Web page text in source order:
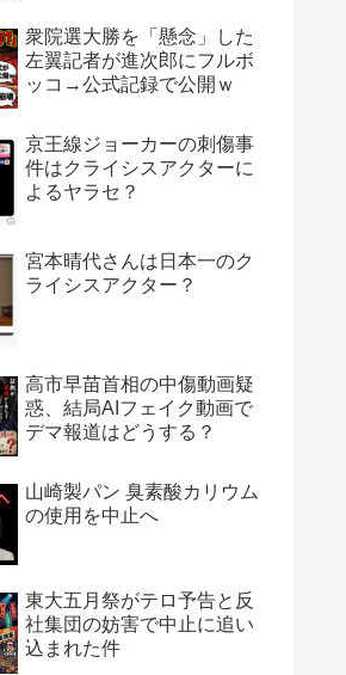
衆院選大勝を「懸念」した
左翼記者が進次郎にフルボ
ッコ→公式記録で公開ｗ
京王線ジョーカーの刺傷事
件はクライシスアクターに
よるヤラセ？
宮本晴代さんは日本一のク
ライシスアクター？
高市早苗首相の中傷動画疑
惑、結局AIフェイク動画で
デマ報道はどうする？
山崎製パン 臭素酸カリウム
の使用を中止へ
東大五月祭がテロ予告と反
社集団の妨害で中止に追い
込まれた件